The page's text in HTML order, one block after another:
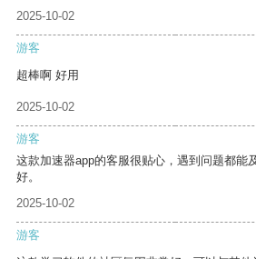
2025-10-02
游客
超棒啊 好用
2025-10-02
游客
这款加速器app的客服很贴心，遇到问题都能
好。
2025-10-02
游客